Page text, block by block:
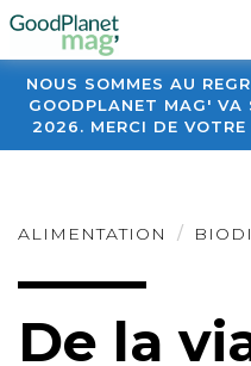
NOUS SOMMES AU
GOODPLANET MAG' VA
2026. MERCI DE
ALIMENTATION
De la